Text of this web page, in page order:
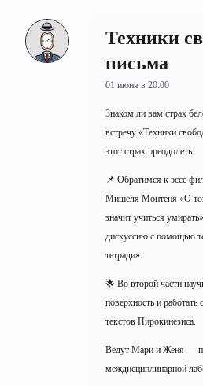
Техники
письма
01 июня в 20:00
Знаком ли вам страх
встречу «Техники
этот страх преодолеть.
📌 Обратимся к эссе
Мишеля Монтеня «О
значит учиться
дискуссию с помощью
тетради».
🌟 Во второй части
поверхность и
текстов Пирокинезиса.
Ведут Мари и Женя —
междисциплинарной